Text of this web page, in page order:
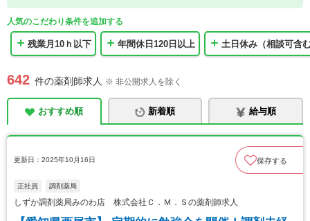
人気のこだわり条件を追加する
残業月10ｈ以下 年間休日120日以上 土日休み（相談可含
642 件の薬剤師求人 ※ 非公開求人を除く
おすすめ順 新着順 給与順
更新日：2025年10月16日 保存する
正社員 調剤薬局
しずか調剤薬局みのわ店 株式会社Ｃ．Ｍ．Ｓの薬剤師求人